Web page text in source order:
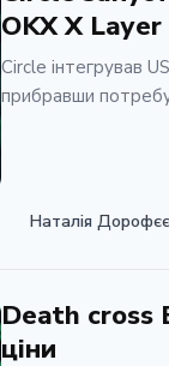
OKX X Layer
Circle інтегрував
прибравши
Наталія
Death cross
ціни